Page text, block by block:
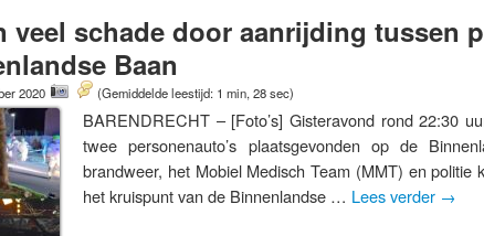
veel schade door aanrijding tussen
Baan
2020 (Gemiddelde leestijd: 1 min, 28 sec)
BARENDRECHT – [Foto’s] Gisteravond rond 22:30
twee personenauto’s plaatsgevonden op de
brandweer, het Mobiel Medisch Team (MMT) en politie
het kruispunt van de Binnenlandse … Lees verder →